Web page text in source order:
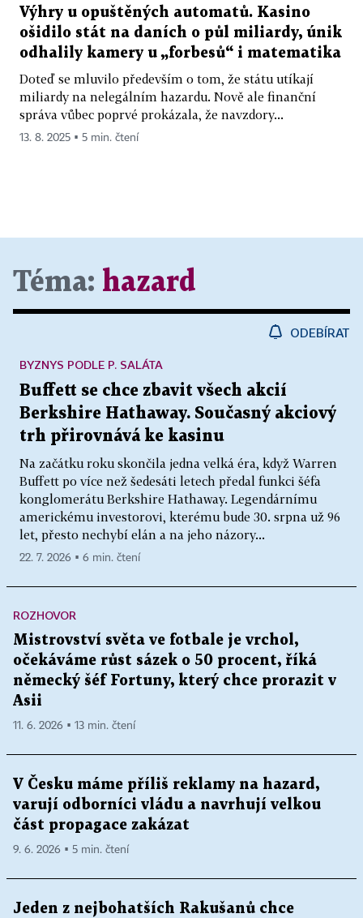
Výhry u opuštěných automatů. Kasino
ošidilo stát na daních o půl miliardy, únik
odhalily kamery u „forbesů“ i matematika
Doteď se mluvilo především o tom, že státu utíkají
miliardy na nelegálním hazardu. Nově ale finanční
správa vůbec poprvé prokázala, že navzdory...
13. 8. 2025 ▪ 5 min. čtení
Téma: hazard
ODEBÍRAT
Buffett se chce zbavit všech akcií
Berkshire Hathaway. Současný akciový
trh přirovnává ke kasinu
Na začátku roku skončila jedna velká éra, když Warren
Buffett po více než šedesáti letech předal funkci šéfa
konglomerátu Berkshire Hathaway. Legendárnímu
americkému investorovi, kterému bude 30. srpna už 96
let, přesto nechybí elán a na jeho názory...
BYZNYS PODLE P. SALÁTA
22. 7. 2026 ▪ 6 min. čtení
ROZHOVOR
Mistrovství světa ve fotbale je vrchol,
očekáváme růst sázek o 50 procent, říká
německý šéf Fortuny, který chce prorazit v
Asii
11. 6. 2026 ▪ 13 min. čtení
V Česku máme příliš reklamy na hazard,
varují odborníci vládu a navrhují velkou
část propagace zakázat
9. 6. 2026 ▪ 5 min. čtení
Jeden z nejbohatších Rakušanů chce